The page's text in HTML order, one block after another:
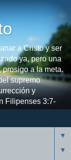
a Cristo y ser
ya, pero una
a la meta.
supremo
y
Filipenses 3:7-
▼
▼